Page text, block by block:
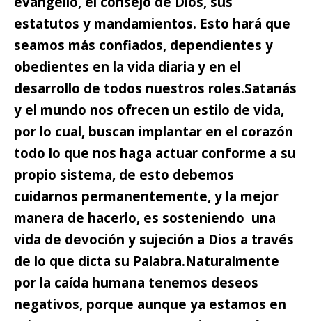
estatutos y mandamientos. Esto hará que
seamos más confiados, dependientes y
obedientes en la vida diaria y en el
desarrollo de todos nuestros roles.Satanás
y el mundo nos ofrecen un estilo de vida,
por lo cual, buscan implantar en el corazón
todo lo que nos haga actuar conforme a su
propio sistema, de esto debemos
cuidarnos permanentemente, y la mejor
manera de hacerlo, es sosteniendo una
vida de devoción y sujeción a Dios a través
de lo que dicta su Palabra.Naturalmente
por la caída humana tenemos deseos
negativos, porque aunque ya estamos en